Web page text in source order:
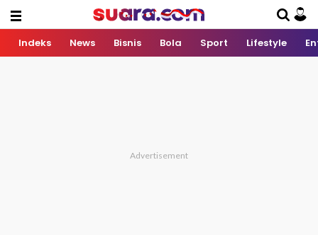
Indeks News Bisnis Bola Sport Lifestyle